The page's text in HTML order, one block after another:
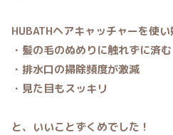
HUBATHヘアキャッチャーを使い
・髪の毛のぬめりに触れずに済む
・排水口の掃除頻度が激減
・見た目もスッキリ
と、いいことずくめでした！